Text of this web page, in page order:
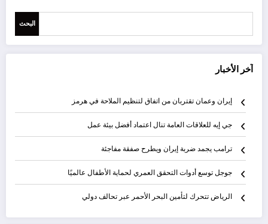
البحث
آخر الأخبار
إيران وعمان تقتربان من اتفاق لتنظيم الملاحة في هرمز
جي إيه للعلاقات العامة تنال اعتماد أفضل بيئة عمل
ترامب يجمد ضربة إيران ويطرح صفقة مفاجئة
جوجل توسع أدوات التحقق العمري لحماية الأطفال عالميًا
الرياض تتحرك لتأمين البحر الأحمر عبر تحالف دولي